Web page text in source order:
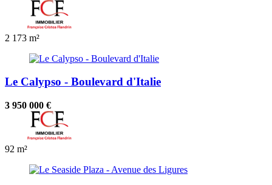
2 173 m²
Le Calypso - Boulevard d'Italie
3 950 000 €
92 m²